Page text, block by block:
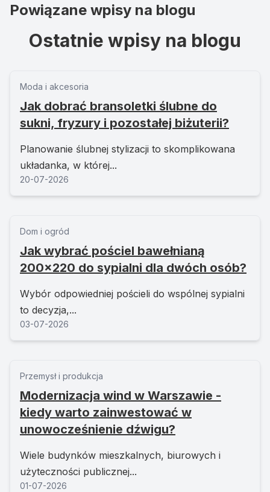
Powiązane wpisy na blogu
Ostatnie wpisy na blogu
Moda i akcesoria
Jak dobrać bransoletki ślubne do
sukni, fryzury i pozostałej biżuterii?
Planowanie ślubnej stylizacji to skomplikowana
układanka, w której...
20-07-2026
Dom i ogród
Jak wybrać pościel bawełnianą
200x220 do sypialni dla dwóch osób?
Wybór odpowiedniej pościeli do wspólnej sypialni
to decyzja,...
03-07-2026
Przemysł i produkcja
Modernizacja wind w Warszawie -
kiedy warto zainwestować w
unowocześnienie dźwigu?
Wiele budynków mieszkalnych, biurowych i
użyteczności publicznej...
01-07-2026